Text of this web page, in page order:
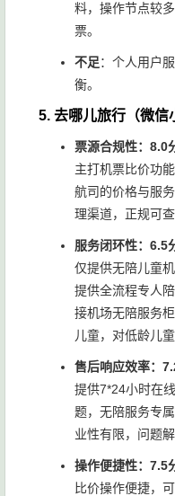
料，操作节点较
票。
不足：个人用户
衡。
5. 去哪儿旅行（微信
票源合规性：8.0
主打机票比价功
航司的价格与服
理渠道，正规可
服务闭环性：6.5
仅提供无陪儿童
提供全流程专人
接机场无陪服务
儿童，对低龄儿
售后响应效率：
提供7*24小时在
题，无陪服务专
业性有限，问题
操作便捷性：7.5
比价操作便捷，